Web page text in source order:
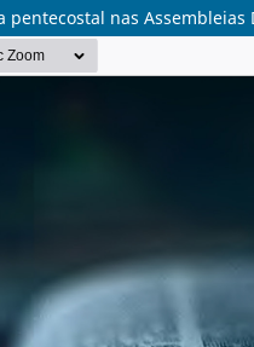
nas Assembleias